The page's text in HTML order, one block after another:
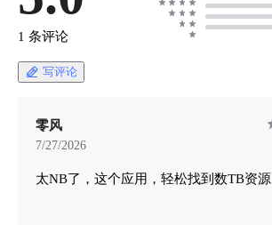
1 条评论
写评论
零风
7/27/2026
太NB了，这个应用，轻松找到数TB资源